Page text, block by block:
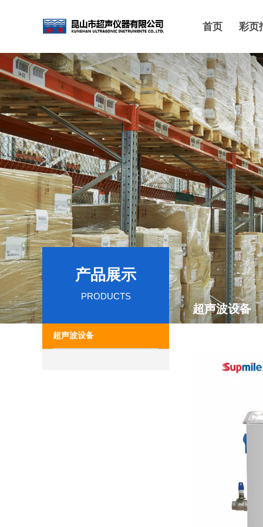
首页 彩页
产品展示
PRODUCTS
超声波设备
超声波设备